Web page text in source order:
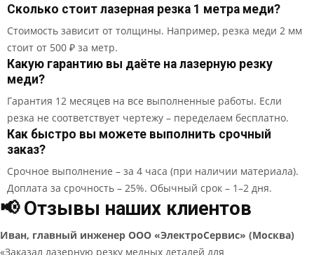
Сколько стоит лазерная резка 1 метра меди?
Стоимость зависит от толщины. Например, резка меди 2 мм
стоит от 500 ₽ за метр.
Какую гарантию вы даёте на лазерную резку
меди?
Гарантия 12 месяцев на все выполненные работы. Если
резка не соответствует чертежу – переделаем бесплатно.
Как быстро вы можете выполнить срочный
заказ?
Срочное выполнение – за 4 часа (при наличии материала).
Доплата за срочность – 25%. Обычный срок – 1–2 дня.
📢 Отзывы наших клиентов
Иван, главный инженер ООО «ЭлектроСервис» (Москва)
«Заказал лазерную резку медных деталей для